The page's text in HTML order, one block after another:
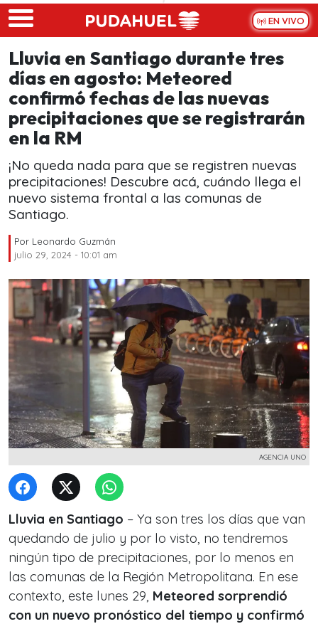
Skip to main content
EN VIVO
Lluvia en Santiago durante tres
días en agosto: Meteored
confirmó fechas de las nuevas
precipitaciones que se registrarán
en la RM
¡No queda nada para que se registren nuevas
precipitaciones! Descubre acá, cuándo llega el
nuevo sistema frontal a las comunas de
Santiago.
Por Leonardo Guzmán
julio 29, 2024 - 10:01 am
AGENCIA UNO
Lluvia en Santiago – Ya son tres los días que van
quedando de julio y por lo visto, no tendremos
ningún tipo de precipitaciones, por lo menos en
las comunas de la Región Metropolitana. En ese
contexto, este lunes 29, Meteored sorprendió
con un nuevo pronóstico del tiempo y confirmó